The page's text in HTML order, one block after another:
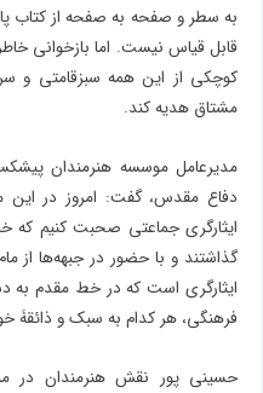
به سطر و صفحه به صفحه از کتاب
قابل قیاس نیست. اما بازخوانی
کوچکی از این همه سبزقامتی و
مشتاق هدیه کند.
مدیرعامل موسسه هنرمندان
دفاع مقدس، گفت: امروز در این
ایثارگری جماعتی صحبت کنیم که
گذاشتند و با حضور در جبهه‌ها از
ایثارگری است که در خط مقدم به
فرهنگی، هر کدام به سبک و ذائقۀ
حسینی پور نقش هنرمندان در